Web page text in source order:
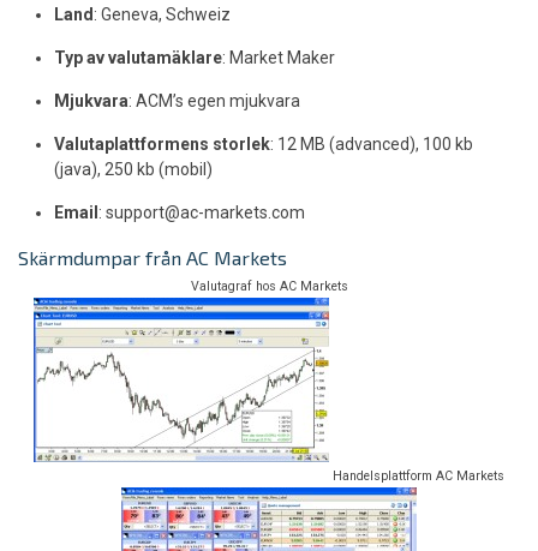
Land : Geneva, Schweiz
Typ av valutamäklare: Market Maker
Mjukvara: ACM’s egen mjukvara
Valutaplattformens storlek: 12 MB (advanced), 100 kb
(java), 250 kb (mobil)
Email : support@ac-markets.com
Skärmdumpar från AC Markets
Valutagraf hos AC Markets
Handelsplattform AC Markets